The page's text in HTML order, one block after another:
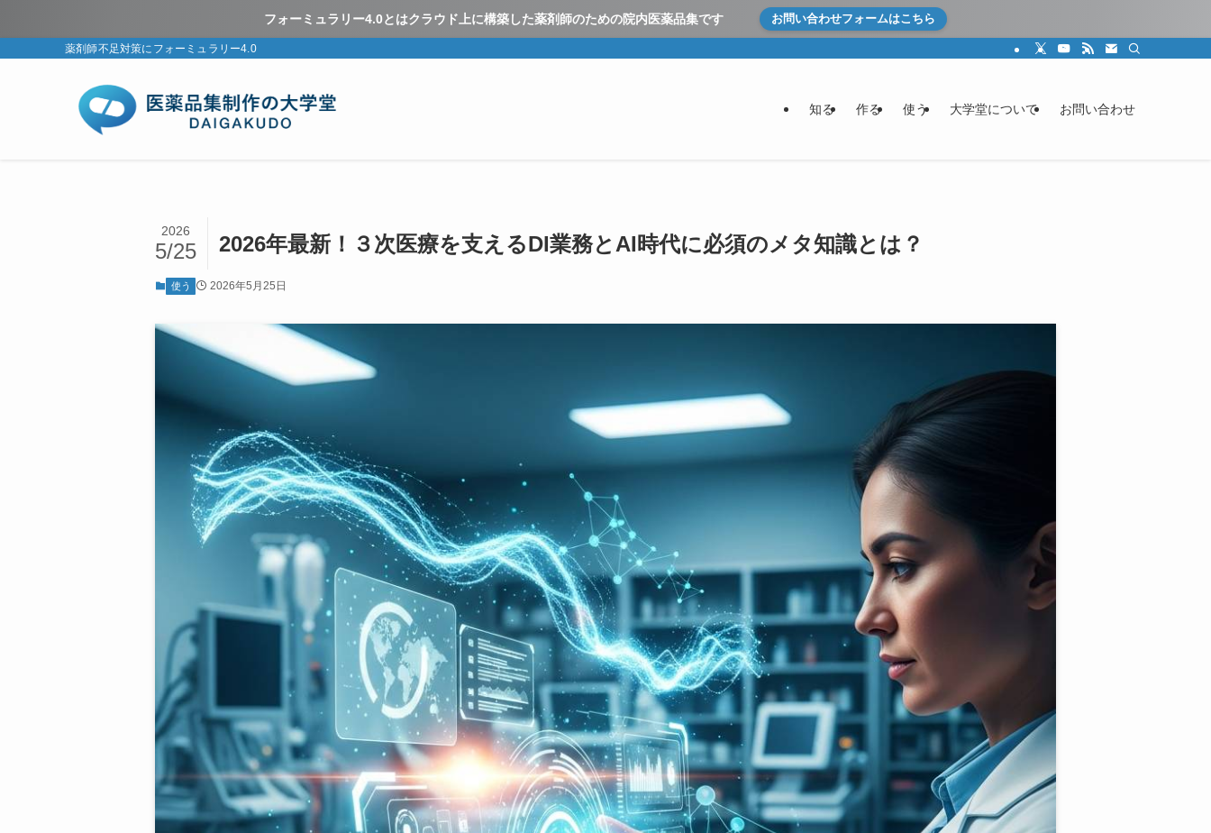
フォーミュラリー4.0とはクラウド上に構築した薬剤師のための院内医薬品集です お問い合わせフォームはこちら
薬剤師不足対策にフォーミュラリー4.0
知る 作る 使う 大学堂について お問い合わせ
2026年最新！３次医療を支えるDI業務とAI時代に必須のメタ知識とは？
2026
5/25
使う 2026年5月25日